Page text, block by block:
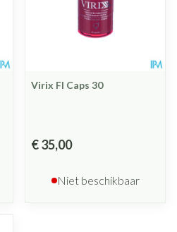
Virix Fl Caps 30
€ 35,00
Niet beschikbaar